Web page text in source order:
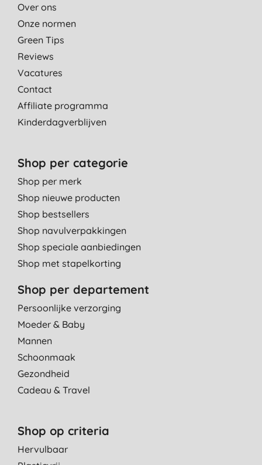
Over ons
Onze normen
Green Tips
Reviews
Vacatures
Contact
Affiliate programma
Kinderdagverblijven
Shop per categorie
Shop per merk
Shop nieuwe producten
Shop bestsellers
Shop navulverpakkingen
Shop speciale aanbiedingen
Shop met stapelkorting
Shop per departement
Persoonlijke verzorging
Moeder & Baby
Mannen
Schoonmaak
Gezondheid
Cadeau & Travel
Shop op criteria
Hervulbaar